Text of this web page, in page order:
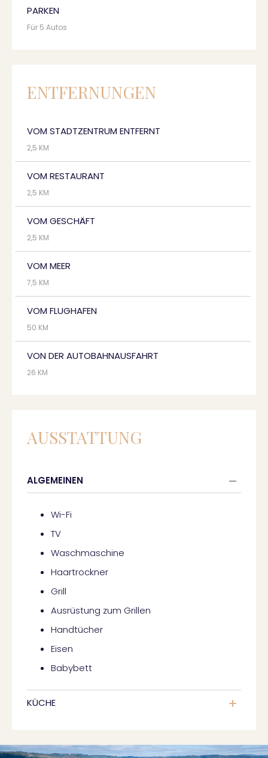
PARKEN
Für 5 Autos
ENTFERNUNGEN
VOM STADTZENTRUM ENTFERNT
2,5 KM
VOM RESTAURANT
2,5 KM
VOM GESCHÄFT
2,5 KM
VOM MEER
7,5 KM
VOM FLUGHAFEN
50 KM
VON DER AUTOBAHNAUSFAHRT
26 KM
AUSSTATTUNG
ALGEMEINEN
Wi-Fi
TV
Waschmaschine
Haartrockner
Grill
Ausrüstung zum Grillen
Handtücher
Eisen
Babybett
KÜCHE